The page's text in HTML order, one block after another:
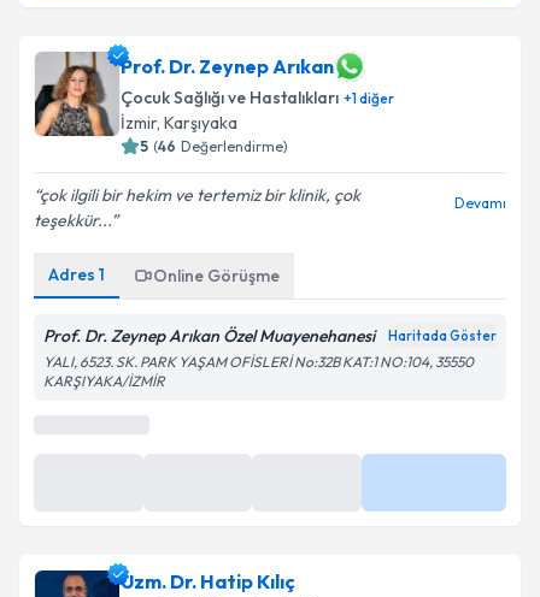
almanız için bir takvim hazırlandığında e-posta ile
bilgilendireceğiz.
E-posta Adresiniz
Metni'ni okudum ve kişisel verilerimin belirtilen
kapsamda işlenmesini kabul ediyorum.
Takvim Talebini Gönder
Prof. Dr. Zeynep Arıkan
Çocuk Sağlığı ve Hastalıkları +1diğer
İzmir, Karşıyaka
5 (46 Değerlendirme)
çok ilgili bir hekim ve tertemiz bir klinik, çok
teşekkür...
Devamı
Adres 1 Online Görüşme
Prof. Dr. Zeynep Arıkan Özel Muayenehanesi Haritada Göster
YALI, 6523. SK. PARK YAŞAM OFİSLERİ No:32B KAT:1 NO:104, 35550
KARŞIYAKA/İZMİR
Uzm. Dr. Hatip Kılıç